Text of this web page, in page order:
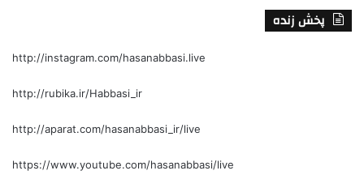
پخش زنده
http://instagram.com/hasanabbasi.live
http://rubika.ir/Habbasi_ir
http://aparat.com/hasanabbasi_ir/live
https://www.youtube.com/hasanabbasi/live